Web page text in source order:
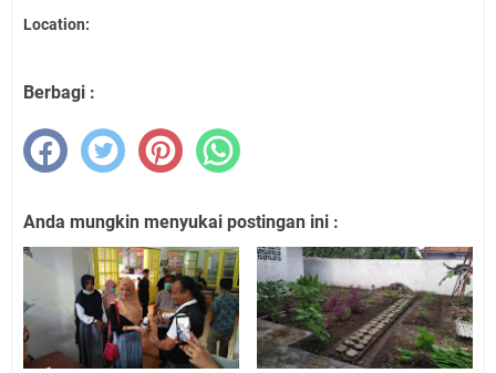
Location:
Berbagi :
Anda mungkin menyukai postingan ini :